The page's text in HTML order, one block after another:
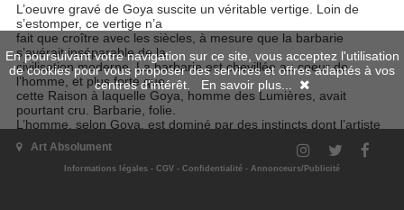
L’oeuvre gravé de Goya suscite un véritable vertige. Loin de
s’estomper, ce vertige n’a
fait que croître avec les siècles, à mesure que la barbarie
s’avérait inséparable de la
civilisation moderne. La barbarie est chevillée au coeur de
l’homme, et plus forte que
cette Raison à laquelle Goya, homme des Lumières, avait
pourtant cru. Barbarie, folie.
L’homme, selon Goya, est dominé par des instincts dont l’artiste
grotesques et les effets destructeurs, dont il sonde les racines
occultes.
Art Absolument
Informations légales - CGV - Confidentialité - Annonceurs/Publicité
En poursuivant votre navigation sur ce site, vous acceptez l'utilisation
de cookies pour vous proposer des services et offres adaptés à vos
centres d'intérêt. En savoir plus...